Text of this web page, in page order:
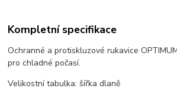
Kompletní specifikace
Ochranné a protiskluzové rukavice
pro chladné počasí.
Velikostní tabulka: šířka dlaně